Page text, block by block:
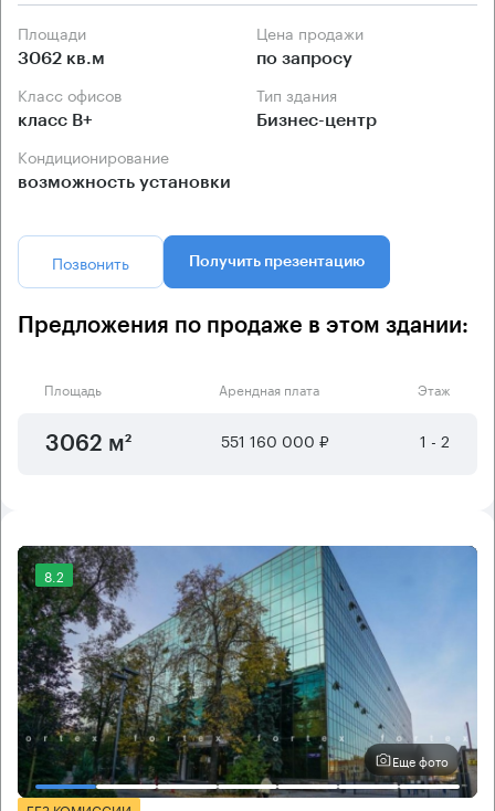
Площади
3062 кв.м
Цена продажи
по запросу
Класс офисов
класс B+
Тип здания
Бизнес-центр
Кондиционирование
возможность установки
Позвонить Получить презентацию
Предложения по продаже в этом здании:
Площадь Арендная плата Этаж
3062 м² 551 160 000 ₽ 1 - 2
8.2
Еще фото